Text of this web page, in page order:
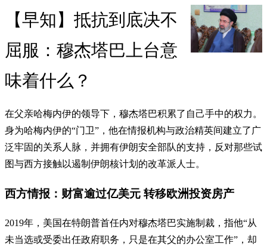
【早知】抵抗到底决不
屈服：穆杰塔巴上台意
味着什么？
在父亲哈梅内伊的领导下，穆杰塔巴积累了自己手中的权力。
身为哈梅内伊的“门卫”，他在情报机构与政治精英间建立了广
泛牢固的关系人脉，并拥有伊朗安全部队的支持，反对那些试
图与西方接触以遏制伊朗核计划的改革派人士。
西方情报：财富逾过亿美元 转移欧洲投资房产
2019年，美国在特朗普首任内对穆杰塔巴实施制裁，指他“从
未当选或受委出任政府职务，只是在其父的办公室工作”，却